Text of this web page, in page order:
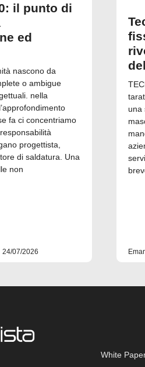
il punto di
ed
nascono da
o ambigue
nella
fa ci concentriamo
progettista,
di saldatura. Una
non
24/07/2026
una
White